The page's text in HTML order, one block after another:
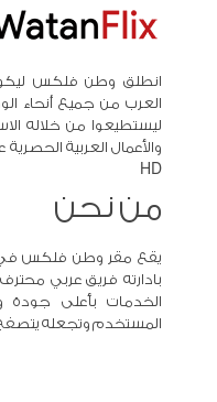
انطلق وطن فلكس
العرب من جميع أنحاء
ليستطيعوا من خلاله
HD
من نحن
يقع مقر وطن فلكس في
بادارته فريق عربي
الخدمات بأعلى جودة
المستخدم وتجعله